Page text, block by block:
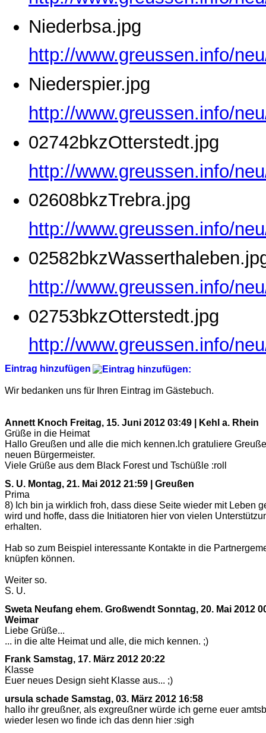
Niederbsa.jpg
http://www.greussen.info/
Niederspier.jpg
http://www.greussen.info/
02742bkzOtterstedt.jpg
http://www.greussen.info/
02608bkzTrebra.jpg
http://www.greussen.info/
http://www.greussen.info/
02753bkzOtterstedt.jpg
http://www.greussen.info/
Eintrag hinzufügen
Wir bedanken uns für Ihren Eintrag im Gästebuch.
Annett Knoch Freitag, 15. Juni 2012 03:49 | Kehl a. Rhein
Grüße in die Heimat
Hallo Greußen und alle die mich kennen.Ich gratuliere
neuen Bürgermeister.
Viele Grüße aus dem Black Forest und Tschüßle :roll
S. U. Montag, 21. Mai 2012 21:59 | Greußen
Prima
8) Ich bin ja wirklich froh, dass diese Seite wieder mit Leben
wird und hoffe, dass die Initiatoren hier von vielen
erhalten.
Hab so zum Beispiel interessante Kontakte in die
knüpfen können.
Weiter so.
S. U.
Sweta Neufang ehem. Großwendt Sonntag, 20. Mai 2012
Weimar
Liebe Grüße...
... in die alte Heimat und alle, die mich kennen. ;)
Frank Samstag, 17. März 2012 20:22
Klasse
Euer neues Design sieht Klasse aus... ;)
ursula schade Samstag, 03. März 2012 16:58
hallo ihr greußner, als exgreußner würde ich gerne euer
wieder lesen wo finde ich das denn hier :sigh